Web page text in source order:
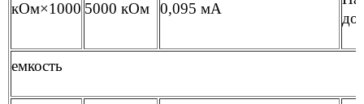
кОм×1000 5000 кОм 0,095 мА
до
емкость